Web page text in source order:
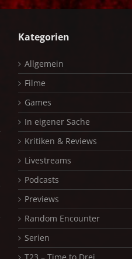
Kategorien
Allgemein
Filme
Games
In eigener Sache
Kritiken & Reviews
Livestreams
Podcasts
Previews
Random Encounter
Serien